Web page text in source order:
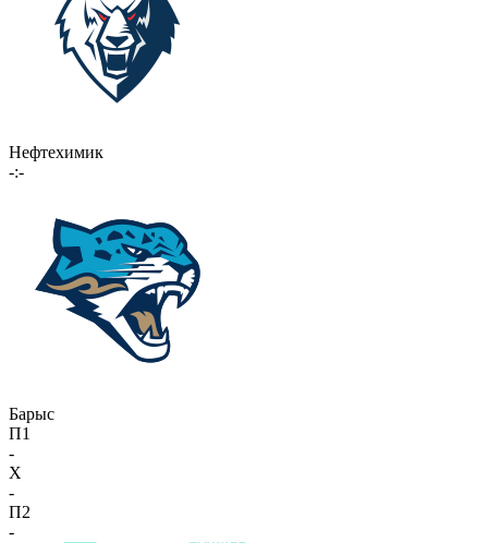
Нефтехимик
-:-
Барыс
П1
-
X
-
П2
-